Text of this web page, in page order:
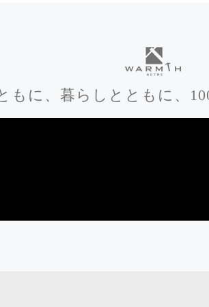
もに、 暮らしとともに、